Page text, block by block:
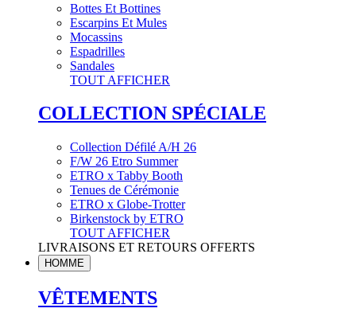
Bottes Et Bottines
Escarpins Et Mules
Mocassins
Espadrilles
Sandales
TOUT AFFICHER
COLLECTION SPÉCIALE
Collection Défilé A/H 26
F/W 26 Etro Summer
ETRO x Tabby Booth
Tenues de Cérémonie
ETRO x Globe-Trotter
Birkenstock by ETRO
TOUT AFFICHER
LIVRAISONS ET RETOURS OFFERTS
HOMME
VÊTEMENTS